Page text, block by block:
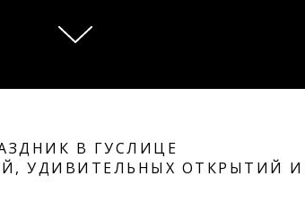
В ГУСЛИЦЕ
УДИВИТЕЛЬНЫХ ОТКРЫТИЙ